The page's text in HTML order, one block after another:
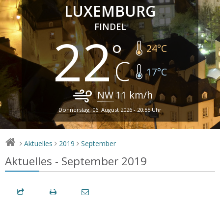
LUXEMBURG
FINDEL
22 24°C
17°C
NW11 km/h
Donnerstag, 06. August 2026 - 20:55 Uhr
> Aktuelles > 2019 > September
Aktuelles - September 2019